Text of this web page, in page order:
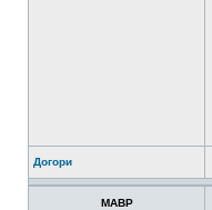
Догори
MABP